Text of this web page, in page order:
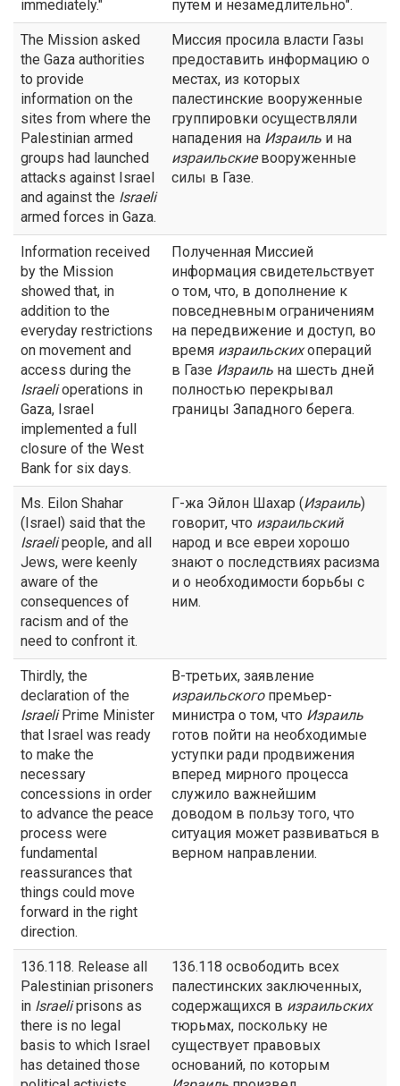
immediately."
путем и незамедлительно".
The Mission asked
the Gaza authorities
to provide
information on the
sites from where the
Palestinian armed
groups had launched
attacks against Israel
and against the Israeli
armed forces in Gaza.
Миссия просила власти Газы
предоставить информацию о
местах, из которых
палестинские вооруженные
группировки осуществляли
нападения на Израиль и на
израильскиевооруженные
силы в Газе.
Information received
by the Mission
showed that, in
addition to the
everyday restrictions
on movement and
access during the
Israelioperations in
Gaza, Israel
implemented a full
closure of the West
Bank for six days.
Полученная Миссией
информация свидетельствует
о том, что, в дополнение к
повседневным ограничениям
на передвижение и доступ, во
время израильскихопераций
в Газе Израиль на шесть дней
полностью перекрывал
границы Западного берега.
Ms. Eilon Shahar
(Israel) said that the
Israelipeople, and all
Jews, were keenly
aware of the
consequences of
racism and of the
need to confront it.
Г-жа Эйлон Шахар (Израиль)
говорит, что израильский
народ и все евреи хорошо
знают о последствиях расизма
и о необходимости борьбы с
ним.
Thirdly, the
declaration of the
IsraeliPrime Minister
that Israel was ready
to make the
necessary
concessions in order
to advance the peace
process were
fundamental
reassurances that
things could move
forward in the right
direction.
В-третьих, заявление
израильскогопремьер-
министра о том, что Израиль
готов пойти на необходимые
уступки ради продвижения
вперед мирного процесса
служило важнейшим
доводом в пользу того, что
ситуация может развиваться в
верном направлении.
136.118. Release all
Palestinian prisoners
in Israeliprisons as
there is no legal
basis to which Israel
has detained those
136.118 освободить всех
палестинских заключенных,
содержащихся в израильских
тюрьмах, поскольку не
существует правовых
оснований, по которым